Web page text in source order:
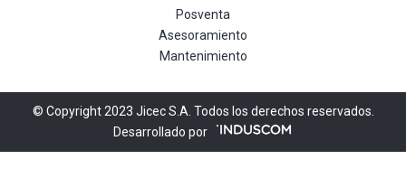
Posventa
Asesoramiento
Mantenimiento
© Copyright 2023 Jicec S.A. Todos los derechos reservados.
Desarrollado por